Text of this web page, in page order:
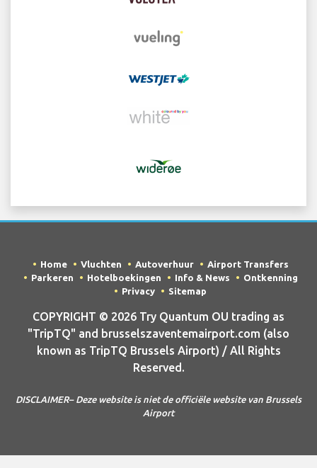
Home Vluchten Autoverhuur
Airport Transfers
Parkeren
Hotelboekingen Info & News
Ontkenning
Privacy
Sitemap
COPYRIGHT © 2026 Try Quantum OU trading as
"TripTQ" and brusselszaventemairport.com (also
known as TripTQ Brussels Airport) / All Rights
Reserved.
DISCLAIMER– Deze website is niet de officiële website van Brussels
Airport